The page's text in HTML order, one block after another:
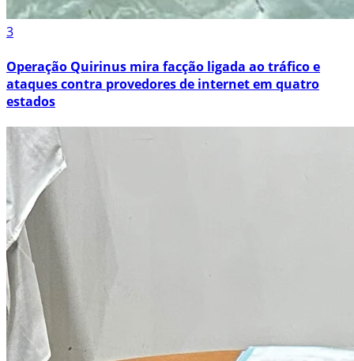
3
Operação Quirinus mira facção ligada ao tráfico e
ataques contra provedores de internet em quatro
estados